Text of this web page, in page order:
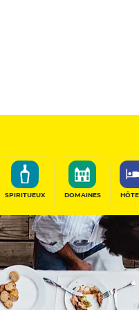
SPIRITUEUX DOMAINES